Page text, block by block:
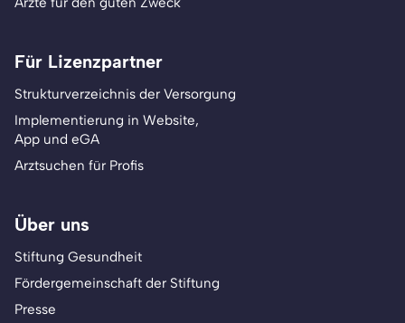
Für Lizenzpartner
Strukturverzeichnis der Versorgung
Implementierung in Website,
App und eGA
Arztsuchen für Profis
Über uns
Stiftung Gesundheit
Fördergemeinschaft der Stiftung
Presse